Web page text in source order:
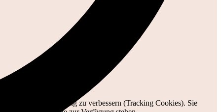
die Nutzererfahrung zu verbessern (Tracking Cookies). Sie